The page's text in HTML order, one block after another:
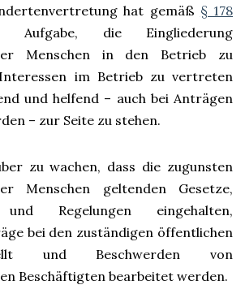
hat gemäß § 178
die Eingliederung
Menschen in den Betrieb zu
im Betrieb zu vertreten
und helfend – auch bei Anträgen
– zur Seite zu stehen.
zu wachen, dass die zugunsten
Menschen geltenden Gesetze,
und Regelungen eingehalten,
bei den zuständigen öffentlichen
und Beschwerden von
Beschäftigten bearbeitet werden.